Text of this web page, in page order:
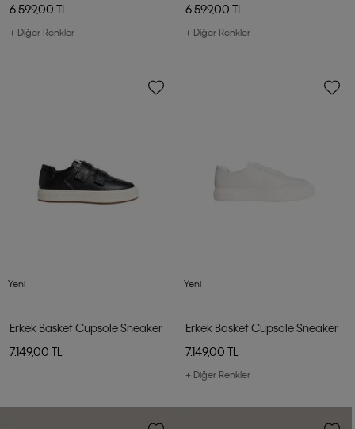
6.599,00 TL
+ Diğer Renkler
6.599,00 TL
+ Diğer Renkler
Yeni
Erkek Basket Cupsole Sneaker
7.149,00 TL
Yeni
Erkek Basket Cupsole Sneaker
7.149,00 TL
+ Diğer Renkler